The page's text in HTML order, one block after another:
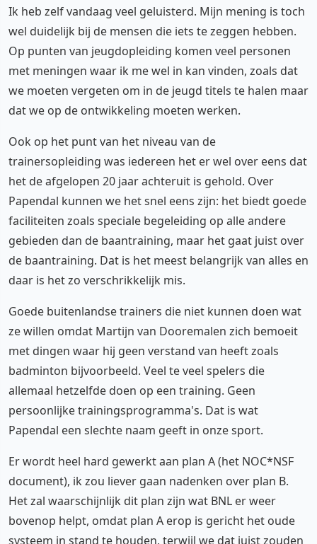
Ik heb zelf vandaag veel geluisterd. Mijn mening is toch
wel duidelijk bij de mensen die iets te zeggen hebben.
Op punten van jeugdopleiding komen veel personen
met meningen waar ik me wel in kan vinden, zoals dat
we moeten vergeten om in de jeugd titels te halen maar
dat we op de ontwikkeling moeten werken.
Ook op het punt van het niveau van de
trainersopleiding was iedereen het er wel over eens dat
het de afgelopen 20 jaar achteruit is gehold. Over
Papendal kunnen we het snel eens zijn: het biedt goede
faciliteiten zoals speciale begeleiding op alle andere
gebieden dan de baantraining, maar het gaat juist over
de baantraining. Dat is het meest belangrijk van alles en
daar is het zo verschrikkelijk mis.
Goede buitenlandse trainers die niet kunnen doen wat
ze willen omdat Martijn van Dooremalen zich bemoeit
met dingen waar hij geen verstand van heeft zoals
badminton bijvoorbeeld. Veel te veel spelers die
allemaal hetzelfde doen op een training. Geen
persoonlijke trainingsprogramma's. Dat is wat
Papendal een slechte naam geeft in onze sport.
Er wordt heel hard gewerkt aan plan A (het NOC*NSF
document), ik zou liever gaan nadenken over plan B.
Het zal waarschijnlijk dit plan zijn wat BNL er weer
bovenop helpt, omdat plan A erop is gericht het oude
systeem in stand te houden, terwijl we dat juist zouden